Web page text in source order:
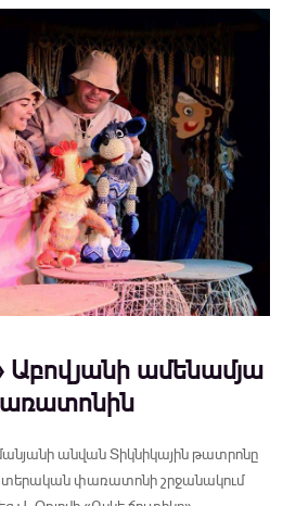
Աբովյանի ամենամյա
անվան Տիկնիկային թատրոնը
փառատոնի շրջանակում